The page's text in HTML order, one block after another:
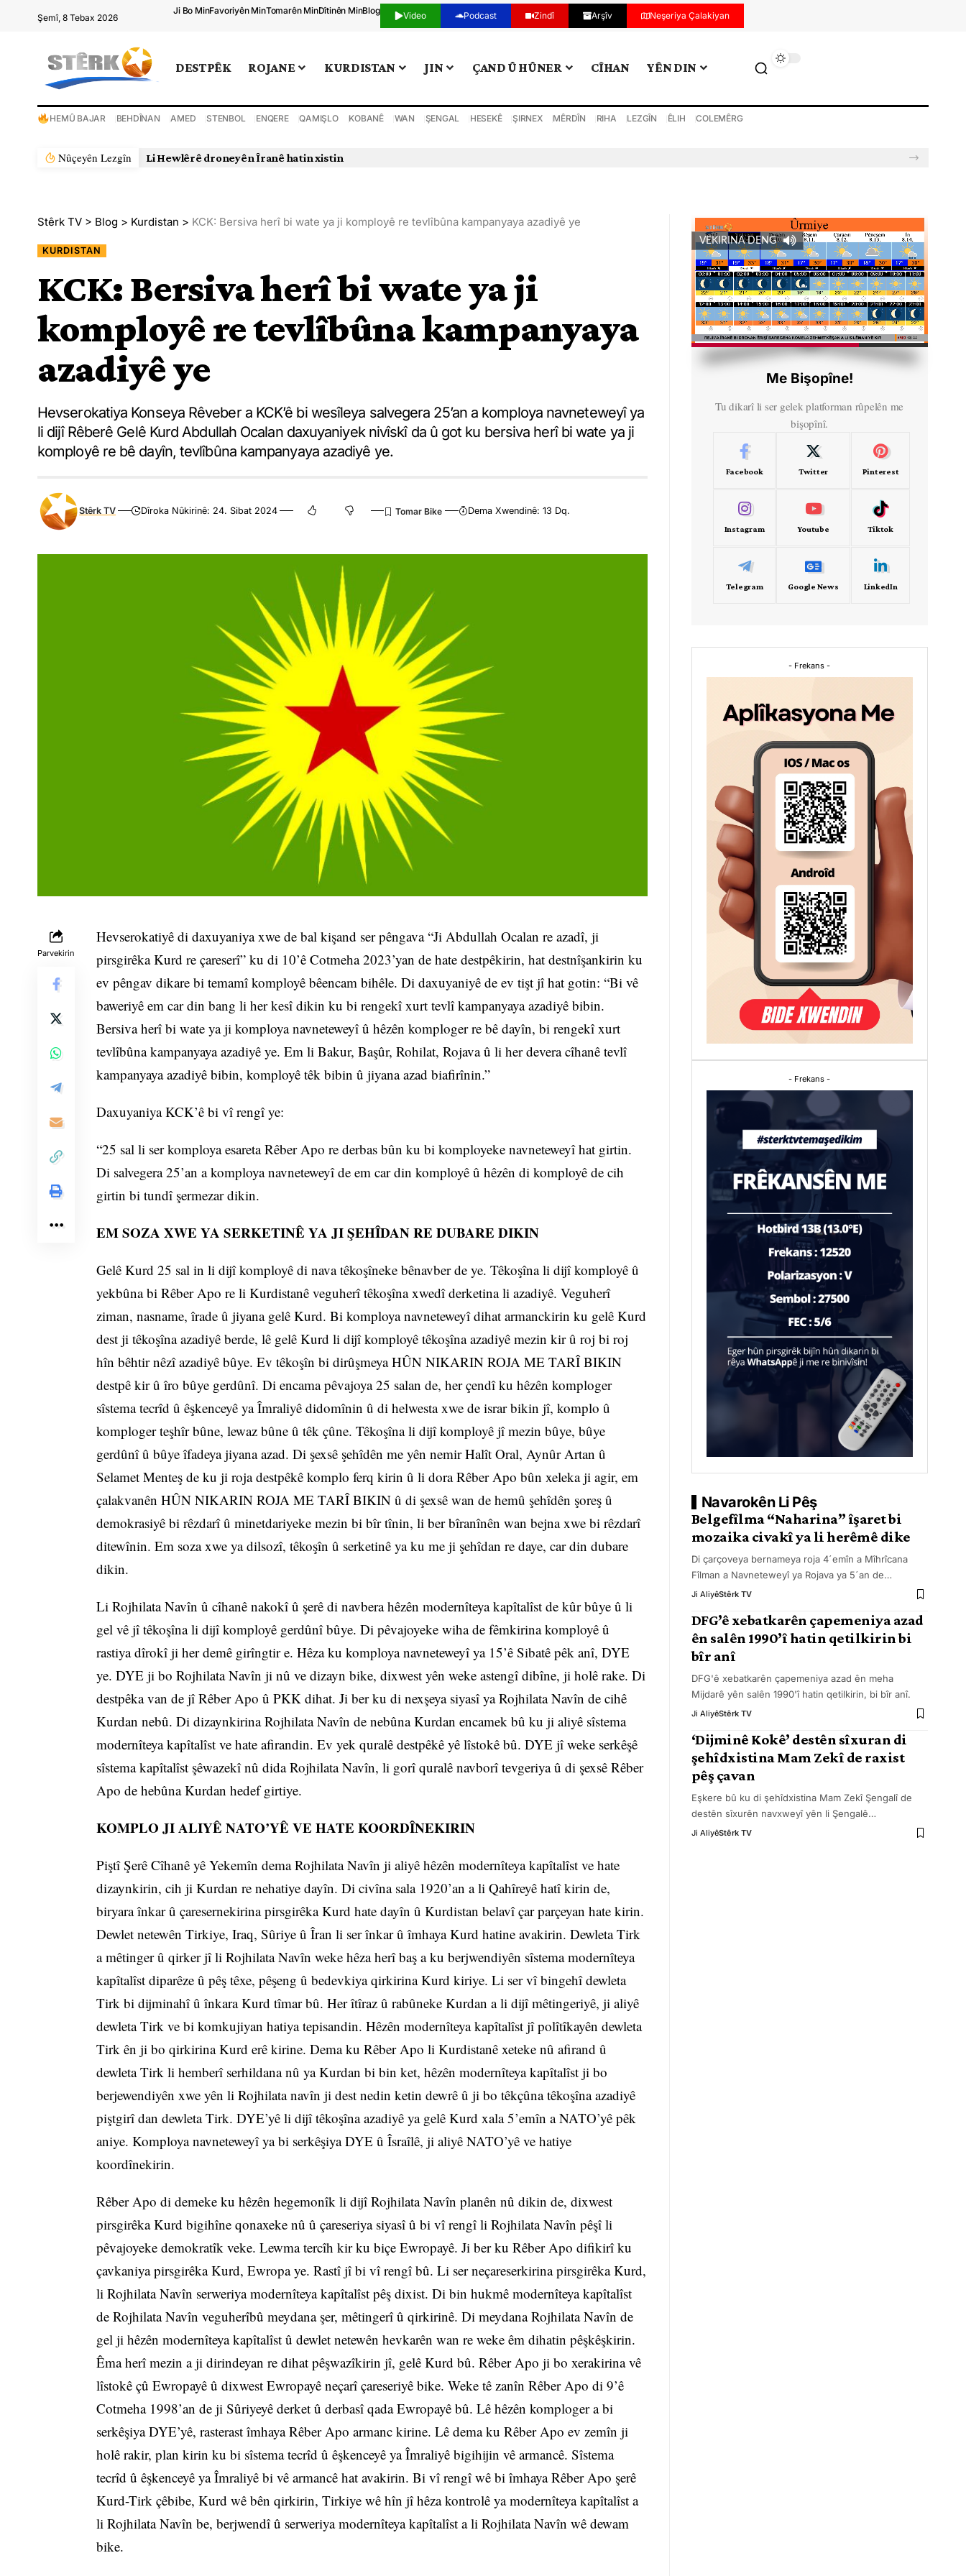
Şemî, 8 Tebax 2026
Ji Bo MinFavoriyên MinTomarên MinDîtinên MinBlog Video Podcast Zindî Arşîv Neşeriya Çalakiyan
DESTPÊK ROJANE KURDISTAN JIN ÇAND Û HÛNER CÎHAN YÊN DIN
HEMÛ BAJAR BEHDÎNAN AMED STENBOL ENQERE QAMIŞLO KOBANÊ WAN ŞENGAL HESEKÊ ŞIRNEX MÊRDÎN RIHA LEZGÎN ÊLIH COLEMÊRG
Nûçeyên Lezgîn Li Hewlêrê droneyên Îranê hatin xistin
Stêrk TV > Blog > Kurdistan > KCK: Bersiva herî bi wate ya ji komployê re tevlîbûna kampanyaya azadiyê ye
KURDISTAN
KCK: Bersiva herî bi wate ya ji
komployê re tevlîbûna kampanyaya
azadiyê ye
Hevserokatiya Konseya Rêveber a KCK’ê bi wesîleya salvegera 25’an a komploya navneteweyî ya
li dijî Rêberê Gelê Kurd Abdullah Ocalan daxuyaniyek nivîskî da û got ku bersiva herî bi wate ya ji
komployê re bê dayîn, tevlîbûna kampanyaya azadiyê ye.
Stêrk TV Dîroka Nûkirinê: 24. Sibat 2024 Dema Xwendinê: 13 Dq.
Parvekirin
Hevserokatiyê di daxuyaniya xwe de bal kişand ser pêngava “Ji Abdullah Ocalan re azadî, ji
pirsgirêka Kurd re çareserî” ku di 10’ê Cotmeha 2023’yan de hate destpêkirin, hat destnîşankirin ku
ev pêngav dikare bi temamî komployê bêencam bihêle. Di daxuyaniyê de ev tişt jî hat gotin: “Bi vê
baweriyê em car din bang li her kesî dikin ku bi rengekî xurt tevlî kampanyaya azadiyê bibin.
Bersiva herî bi wate ya ji komploya navneteweyî û hêzên komploger re bê dayîn, bi rengekî xurt
tevlîbûna kampanyaya azadiyê ye. Em li Bakur, Başûr, Rohilat, Rojava û li her devera cîhanê tevlî
kampanyaya azadiyê bibin, komployê têk bibin û jiyana azad biafirînin.”
Daxuyaniya KCK’ê bi vî rengî ye:
“25 sal li ser komploya esareta Rêber Apo re derbas bûn ku bi komployeke navneteweyî hat girtin.
Di salvegera 25’an a komploya navneteweyî de em car din komployê û hêzên di komployê de cih
girtin bi tundî şermezar dikin.
EM SOZA XWE YA SERKETINÊ YA JI ŞEHÎDAN RE DUBARE DIKIN
Gelê Kurd 25 sal in li dijî komployê di nava têkoşîneke bênavber de ye. Têkoşîna li dijî komployê û
yekbûna bi Rêber Apo re li Kurdistanê veguherî têkoşîna xwedî derketina li azadiyê. Veguherî
ziman, nasname, îrade û jiyana gelê Kurd. Bi komploya navneteweyî dihat armanckirin ku gelê Kurd
dest ji têkoşîna azadiyê berde, lê gelê Kurd li dijî komployê têkoşîna azadiyê mezin kir û roj bi roj
hîn bêhtir nêzî azadiyê bûye. Ev têkoşîn bi dirûşmeya HÛN NIKARIN ROJA ME TARÎ BIKIN
destpê kir û îro bûye gerdûnî. Di encama pêvajoya 25 salan de, her çendî ku hêzên komploger
sîstema tecrîd û êşkenceyê ya Îmraliyê didomînin û di helwesta xwe de israr bikin jî, komplo û
komploger teşhîr bûne, lewaz bûne û têk çûne. Têkoşîna li dijî komployê jî mezin bûye, bûye
gerdûnî û bûye îfadeya jiyana azad. Di şexsê şehîdên me yên nemir Halît Oral, Aynûr Artan û
Selamet Menteş de ku ji roja destpêkê komplo ferq kirin û li dora Rêber Apo bûn xeleka ji agir, em
çalakvanên HÛN NIKARIN ROJA ME TARÎ BIKIN û di şexsê wan de hemû şehîdên şoreş û
demokrasiyê bi rêzdarî û minetdariyeke mezin bi bîr tînin, li ber bîranînên wan bejna xwe bi rêzdarî
ditewînin. Em soza xwe ya dilsozî, têkoşîn û serketinê ya ku me ji şehîdan re daye, car din dubare
dikin.
Li Rojhilata Navîn û cîhanê nakokî û şerê di navbera hêzên modernîteya kapîtalîst de kûr bûye û li
gel vê jî têkoşîna li dijî komployê gerdûnî bûye. Di pêvajoyeke wiha de fêmkirina komployê û
rastiya dîrokî ji her demê girîngtir e. Hêza ku komploya navneteweyî ya 15’ê Sibatê pêk anî, DYE
ye. DYE ji bo Rojhilata Navîn ji nû ve dizayn bike, dixwest yên weke astengî dibîne, ji holê rake. Di
destpêka van de jî Rêber Apo û PKK dihat. Ji ber ku di nexşeya siyasî ya Rojhilata Navîn de cihê
Kurdan nebû. Di dizaynkirina Rojhilata Navîn de nebûna Kurdan encamek bû ku ji aliyê sîstema
modernîteya kapîtalîst ve hate afirandin. Ev yek quralê destpêkê yê lîstokê bû. DYE jî weke serkêşê
sîstema kapîtalîst şêwazekî nû dida Rojhilata Navîn, li gorî quralê navborî tevgeriya û di şexsê Rêber
Apo de hebûna Kurdan hedef girtiye.
KOMPLO JI ALIYÊ NATO’YÊ VE HATE KOORDÎNEKIRIN
Piştî Şerê Cîhanê yê Yekemîn dema Rojhilata Navîn ji aliyê hêzên modernîteya kapîtalîst ve hate
dizaynkirin, cih ji Kurdan re nehatiye dayîn. Di civîna sala 1920’an a li Qahîreyê hatî kirin de,
biryara înkar û çaresernekirina pirsgirêka Kurd hate dayîn û Kurdistan belavî çar parçeyan hate kirin.
Dewlet netewên Tirkiye, Iraq, Sûriye û Îran li ser înkar û îmhaya Kurd hatine avakirin. Dewleta Tirk
a mêtinger û qirker jî li Rojhilata Navîn weke hêza herî baş a ku berjwendiyên sîstema modernîteya
kapîtalîst diparêze û pêş têxe, pêşeng û bedevkiya qirkirina Kurd kiriye. Li ser vî bingehî dewleta
Tirk bi dijminahî û înkara Kurd tîmar bû. Her îtîraz û rabûneke Kurdan a li dijî mêtingeriyê, ji aliyê
dewleta Tirk ve bi komkujiyan hatiya tepisandin. Hêzên modernîteya kapîtalîst jî polîtîkayên dewleta
Tirk ên ji bo qirkirina Kurd erê kirine. Dema ku Rêber Apo li Kurdistanê xeteke nû afirand û
dewleta Tirk li hemberî serhildana nû ya Kurdan bi bin ket, hêzên modernîteya kapîtalîst ji bo
berjewendiyên xwe yên li Rojhilata navîn ji dest nedin ketin dewrê û ji bo têkçûna têkoşîna azadiyê
piştgirî dan dewleta Tirk. DYE’yê li dijî têkoşîna azadiyê ya gelê Kurd xala 5’emîn a NATO’yê pêk
aniye. Komploya navneteweyî ya bi serkêşiya DYE û Îsraîlê, ji aliyê NATO’yê ve hatiye
koordînekirin.
Rêber Apo di demeke ku hêzên hegemonîk li dijî Rojhilata Navîn planên nû dikin de, dixwest
pirsgirêka Kurd bigihîne qonaxeke nû û çareseriya siyasî û bi vî rengî li Rojhilata Navîn pêşî li
pêvajoyeke demokratîk veke. Lewma tercîh kir ku biçe Ewropayê. Ji ber ku Rêber Apo difikirî ku
çavkaniya pirsgirêka Kurd, Ewropa ye. Rastî jî bi vî rengî bû. Li ser neçareserkirina pirsgirêka Kurd,
li Rojhilata Navîn serweriya modernîteya kapîtalîst pêş dixist. Di bin hukmê modernîteya kapîtalîst
de Rojhilata Navîn veguherîbû meydana şer, mêtingerî û qirkirinê. Di meydana Rojhilata Navîn de
gel ji hêzên modernîteya kapîtalîst û dewlet netewên hevkarên wan re weke êm dihatin pêşkêşkirin.
Êma herî mezin a ji dirindeyan re dihat pêşwazîkirin jî, gelê Kurd bû. Rêber Apo ji bo xerakirina vê
lîstokê çû Ewropayê û dixwest Ewropayê neçarî çareseriyê bike. Weke tê zanîn Rêber Apo di 9’ê
Cotmeha 1998’an de ji Sûriyeyê derket û derbasî qada Ewropayê bû. Lê hêzên komploger a bi
serkêşiya DYE’yê, rasterast îmhaya Rêber Apo armanc kirine. Lê dema ku Rêber Apo ev zemîn ji
holê rakir, plan kirin ku bi sîstema tecrîd û êşkenceyê ya Îmraliyê bigihijin vê armancê. Sîstema
tecrîd û êşkenceyê ya Îmraliyê bi vê armancê hat avakirin. Bi vî rengî wê bi îmhaya Rêber Apo şerê
Kurd-Tirk çêbibe, Kurd wê bên qirkirin, Tirkiye wê hîn jî hêza kontrolê ya modernîteya kapîtalîst a
li Rojhilata Navîn be, berjwendî û serweriya modernîteya kapîtalîst a li Rojhilata Navîn wê dewam
bike.
VEKIRINA DENG
Me Bişopîne!
Tu dikarî li ser gelek platforman rûpelên me
bişopînî.
Facebook Twitter Pinterest
Instagram Youtube Tiktok
Telegram Google News LinkedIn
- Frekans -
- Frekans -
Navarokên Li Pêş
Belgefîlma “Naharina” îşaret bi
mozaika civakî ya li herêmê dike
Di çarçoveya bernameya roja 4ˊemîn a Mîhrîcana
Fîlman a Navneteweyî ya Rojava ya 5ˊan de…
Ji AliyêStêrk TV
DFG’ê xebatkarên çapemeniya azad
ên salên 1990’î hatin qetilkirin bi
bîr anî
DFG'ê xebatkarên çapemeniya azad ên meha
Mijdarê yên salên 1990'î hatin qetilkirin, bi bîr anî.
Ji AliyêStêrk TV
‘Dijminê Kokê’ destên sîxuran di
şehîdxistina Mam Zekî de raxist
pêş çavan
Eşkere bû ku di şehîdxistina Mam Zekî Şengalî de
destên sîxurên navxweyî yên li Şengalê…
Ji AliyêStêrk TV